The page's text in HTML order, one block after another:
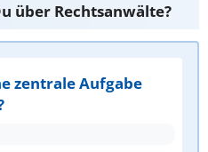
über Rechtsanwälte?
zentrale Aufgabe